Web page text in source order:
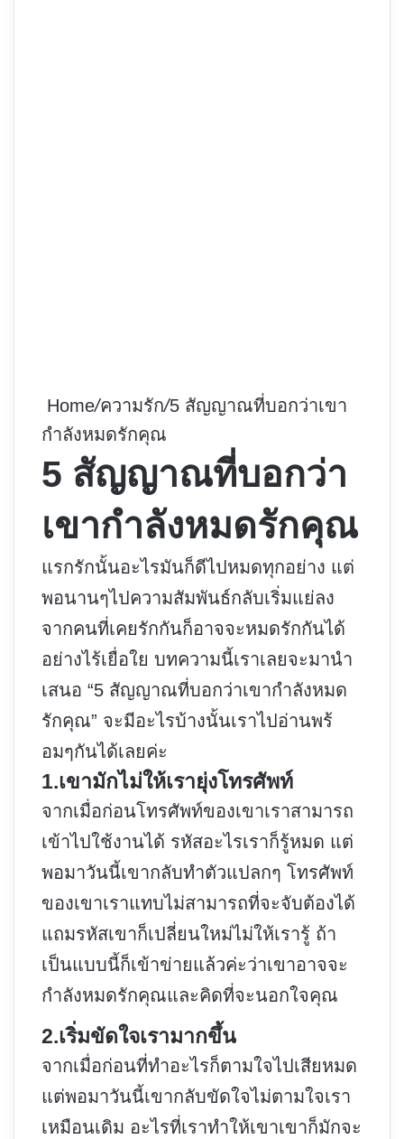
Home/ความรัก/5 สัญญาณที่บอกว่าเขา
กำลังหมดรักคุณ
5 สัญญาณที่บอกว่า
เขากำลังหมดรักคุณ
แรกรักนั้นอะไรมันก็ดีไปหมดทุกอย่าง แต่
พอนานๆไปความสัมพันธ์กลับเริ่มแย่ลง
จากคนที่เคยรักกันก็อาจจะหมดรักกันได้
อย่างไร้เยื่อใย บทความนี้เราเลยจะมานำ
เสนอ “5 สัญญาณที่บอกว่าเขากำลังหมด
รักคุณ” จะมีอะไรบ้างนั้นเราไปอ่านพร้
อมๆกันได้เลยค่ะ
1.เขามักไม่ให้เรายุ่งโทรศัพท์
จากเมื่อก่อนโทรศัพท์ของเขาเราสามารถ
เข้าไปใช้งานได้ รหัสอะไรเราก็รู้หมด แต่
พอมาวันนี้เขากลับทำตัวแปลกๆ โทรศัพท์
ของเขาเราแทบไม่สามารถที่จะจับต้องได้
แถมรหัสเขาก็เปลี่ยนใหม่ไม่ให้เรารู้ ถ้า
เป็นแบบนี้ก็เข้าข่ายแล้วค่ะว่าเขาอาจจะ
กำลังหมดรักคุณและคิดที่จะนอกใจคุณ
2.เริ่มขัดใจเรามากขึ้น
จากเมื่อก่อนที่ทำอะไรก็ตามใจไปเสียหมด
แต่พอมาวันนี้เขากลับขัดใจไม่ตามใจเรา
เหมือนเดิม อะไรที่เราทำให้เขาเขาก็มักจะ